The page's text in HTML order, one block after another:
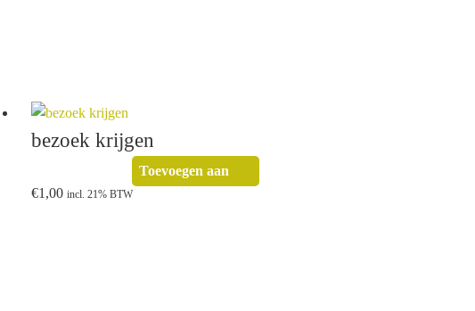
bezoek krijgen
€1,00 incl. 21% BTW
Toevoegen aan